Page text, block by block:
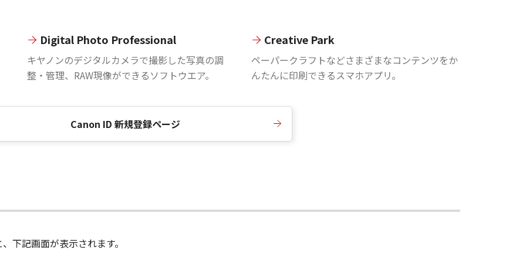
Digital Photo Professional
キヤノンのデジタルカメラで撮影した写真の調
整・管理、RAW現像ができるソフトウエア。
Creative Park
ペーパークラフトなどさまざまなコンテンツをか
んたんに印刷できるスマホアプリ。
Canon ID 新規登録ページ
下記画面が表示されます。